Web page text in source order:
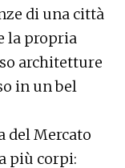
di una città
la propria
architetture
in un bel
del Mercato
più corpi: